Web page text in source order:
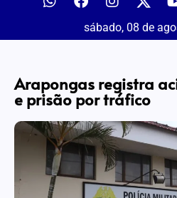
sábado, 08 de
Arapongas registra
e prisão por tráfico